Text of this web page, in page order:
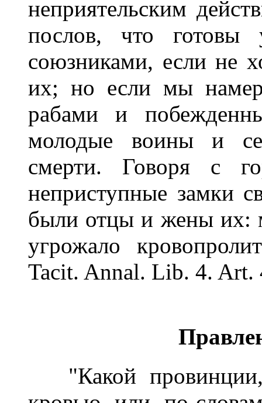
неприятельским
послов, что
союзниками, если не
их; но если мы
рабами и
молодые воины и
смерти. Говоря с
неприступные замки
были отцы и жены их:
угрожало
Tacit. Annal. Lib. 4. Art.
"Какой провинции,